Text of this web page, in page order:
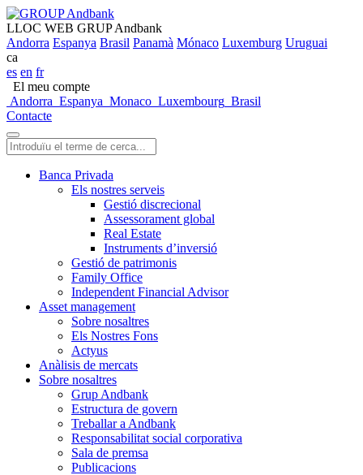
LLOC WEB GRUP Andbank
Andorra Espanya Brasil Panamà Mónaco Luxemburg Uruguai
ca
es en fr
El meu compte
Andorra Espanya Monaco Luxembourg Brasil
Contacte
Banca Privada
Els nostres serveis
Gestió discrecional
Assessorament global
Real Estate
Instruments d’inversió
Gestió de patrimonis
Family Office
Independent Financial Advisor
Asset management
Sobre nosaltres
Els Nostres Fons
Actyus
Anàlisis de mercats
Sobre nosaltres
Grup Andbank
Estructura de govern
Treballar a Andbank
Responsabilitat social corporativa
Sala de premsa
Publicacions